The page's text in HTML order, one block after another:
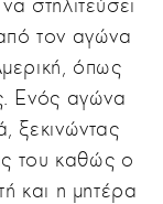
τον αγώνα
όπως
Ενός αγώνα
ξεκινώντας
του καθώς ο
και η μητέρα